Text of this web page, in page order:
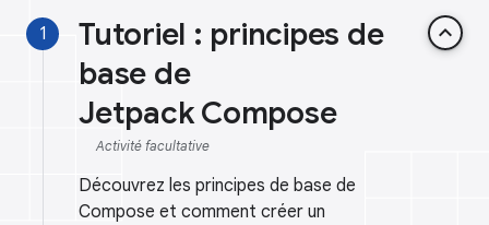
1
Tutoriel : principes de
base de
Jetpack Compose
keyboard_arrow_up
Activité facultative
Découvrez les principes de base de
Compose et comment créer un